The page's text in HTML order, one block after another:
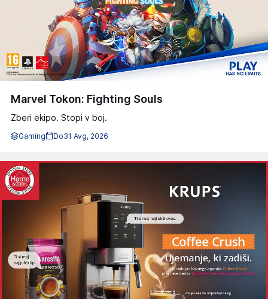
Marvel Tokon: Fighting Souls
Zberi ekipo. Stopi v boj.
Gaming Do31 Avg, 2026